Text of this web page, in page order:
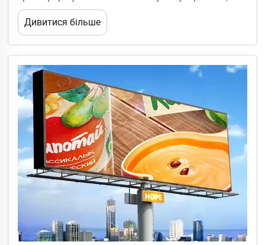
зачаровуючи глядачів своїми вражаючими
візуальними ефектами та погружаючими
досвідами. Ці інноваційні дисплеї, які
Дивитися більше